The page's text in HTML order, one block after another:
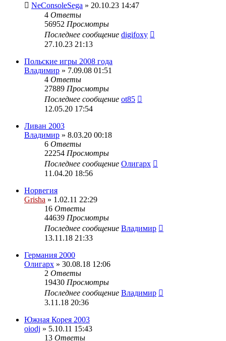
NeConsoleSega » 20.10.23 14:47
4 Ответы
56952 Просмотры
Последнее сообщение digifoxy
27.10.23 21:13
Польские игры 2008 года
Владимир » 7.09.08 01:51
4 Ответы
27889 Просмотры
Последнее сообщение ot85
12.05.20 17:54
Ливан 2003
Владимир » 8.03.20 00:18
6 Ответы
22254 Просмотры
Последнее сообщение Олигарх
11.04.20 18:56
Норвегия
Grisha » 1.02.11 22:29
16 Ответы
44639 Просмотры
Последнее сообщение Владимир
13.11.18 21:33
Германия 2000
Олигарх » 30.08.18 12:06
2 Ответы
19430 Просмотры
Последнее сообщение Владимир
3.11.18 20:36
Южная Корея 2003
oiodj » 5.10.11 15:43
13 Ответы